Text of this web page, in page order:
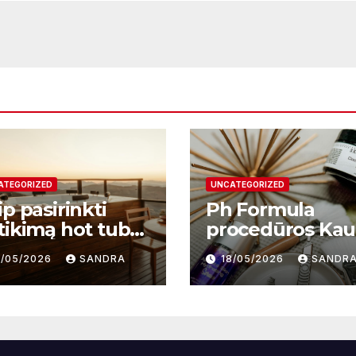
pasirinkti
hot tub
ir kodėl
05/2026 SANDRA
UNCATEGORIZED
Ph Formula
procedūros
– moderni odos
atnaujinimo
sistema
18/05/2026